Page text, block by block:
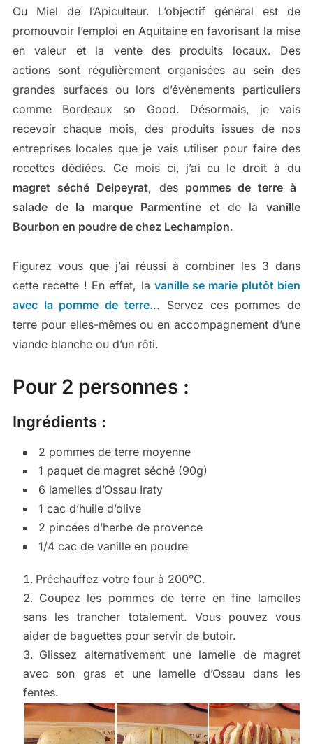
Ou Miel de l’Apiculteur. L’objectif général est de
promouvoir l’emploi en Aquitaine en favorisant la mise
en valeur et la vente des produits locaux. Des
actions sont régulièrement organisées au sein des
grandes surfaces ou lors d’évènements particuliers
comme Bordeaux so Good. Désormais, je vais
recevoir chaque mois, des produits issues de nos
entreprises locales que je vais utiliser pour faire des
recettes dédiées. Ce mois ci, j’ai eu le droit à du
magret séché Delpeyrat, despommes de terre à
salade de la marque Parmentine et de lavanille
Bourbon en poudre de chez Lechampion.
Figurez vous que j’ai réussi à combiner les 3 dans
cette recette ! En effet, la vanille se marie plutôt bien
avec la pomme de terre... Servez ces pommes de
terre pour elles-mêmes ou en accompagnement d’une
viande blanche ou d’un rôti.
Pour 2 personnes :
Ingrédients :
2 pommes de terre moyenne
1 paquet de magret séché (90g)
6 lamelles d’Ossau Iraty
1 cac d’huile d’olive
2 pincées d’herbe de provence
1/4 cac de vanille en poudre
Préchauffez votre four à 200°C.
Coupez les pommes de terre en fine lamelles
sans les trancher totalement. Vous pouvez vous
aider de baguettes pour servir de butoir.
Glissez alternativement une lamelle de magret
avec son gras et une lamelle d’Ossau dans les
fentes.